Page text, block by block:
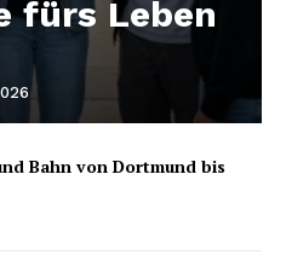
fürs Leben
Bahn von Dortmund bis